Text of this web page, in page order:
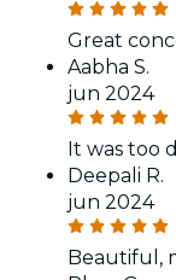
Great
Aabha S.
jun 2024
It was too
Deepali R.
jun 2024
Beautiful,